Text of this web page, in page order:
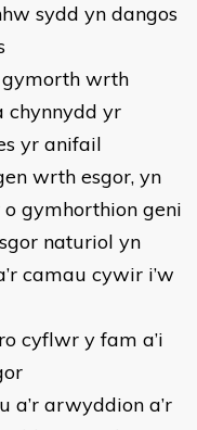
sydd yn dangos
gymorth wrth
chynnydd yr
yr anifail
wrth esgor, yn
gymhorthion geni
naturiol yn
camau cywir i’w
cyflwr y fam a’i
a’r arwyddion a’r